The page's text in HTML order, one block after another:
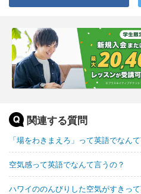
関連する質問
「場をわきまえろ」って英語でなん
空気感って英語でなんて言うの？
ハワイののんびりした空気がすきっ